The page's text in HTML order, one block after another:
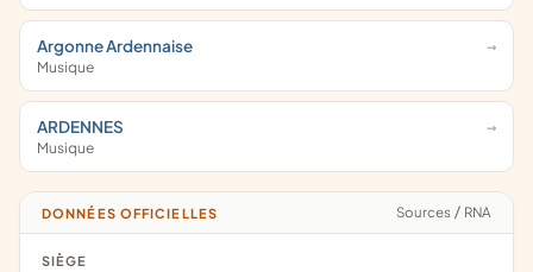
Argonne Ardennaise
Musique
ARDENNES
Musique
DONNÉES OFFICIELLES Sources / RNA
SIÈGE